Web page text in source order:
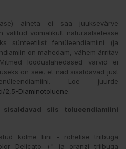
aineta ei saa juuksevärve
valitud võimalikult naturaalsetesse
sünteetilist fenüleendiamiini (ja
on mahedam, vähem ärritav
looduslähedased värvid ei
on see, et nad sisaldavad just
Loe juurde
2,5-Diaminotoluene.
sisaldavad siis tolueendiamiini
kolme liini - rohelise triibuga
Delicato +" ja oranzi triibuga